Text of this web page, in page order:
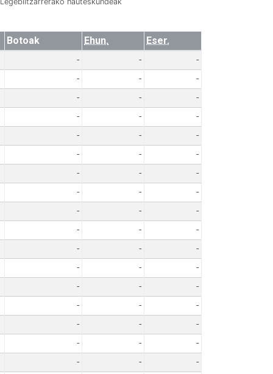
Botoak Ehun.
Eser.
- -
-
- -
-
- -
-
- -
-
- -
-
- -
-
- -
-
- -
-
- -
-
- -
-
- -
-
- -
-
- -
-
- -
-
- -
-
- -
-
- -
-